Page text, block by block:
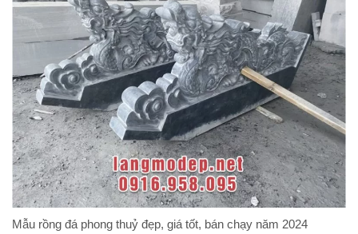
Mẫu rồng đá phong thuỷ đẹp, giá tốt, bán chạy năm 2024